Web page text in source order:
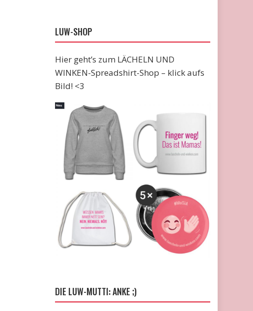
LUW-SHOP
Hier geht’s zum LÄCHELN UND
WINKEN-Spreadshirt-Shop – klick aufs
Bild! <3
DIE LUW-MUTTI: ANKE ;)